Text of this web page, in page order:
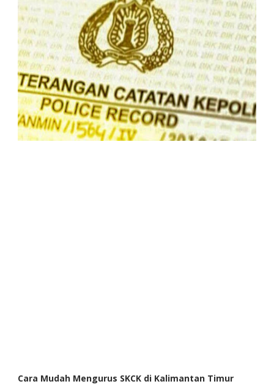
Cara Mudah Mengurus SKCK di Kalimantan Timur